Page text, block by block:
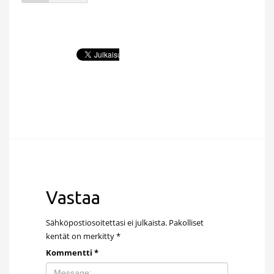
Vastaa
Sähköpostiosoitettasi ei julkaista. Pakolliset
kentät on merkitty*
Kommentti *